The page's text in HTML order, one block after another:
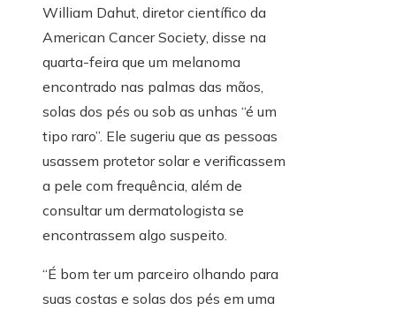
William Dahut, diretor científico da
American Cancer Society, disse na
quarta-feira que um melanoma
encontrado nas palmas das mãos,
solas dos pés ou sob as unhas “é um
tipo raro”. Ele sugeriu que as pessoas
usassem protetor solar e verificassem
a pele com frequência, além de
consultar um dermatologista se
encontrassem algo suspeito.
“É bom ter um parceiro olhando para
suas costas e solas dos pés em uma